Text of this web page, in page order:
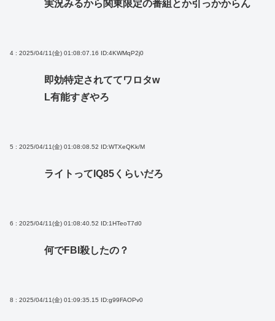
実況みるから関東限定の番組とか引っかからん
4 : 2025/04/11(金) 01:08:07.16 ID:4KWMqP2j0
即効特定されててワロタw
L有能すぎやろ
5 : 2025/04/11(金) 01:08:08.52 ID:WTXeQKk/M
ライトってIQ85くらいだろ
6 : 2025/04/11(金) 01:08:40.52 ID:1HTeoT7d0
何でFBI殺したの？
8 : 2025/04/11(金) 01:09:35.15 ID:g99FAOPv0